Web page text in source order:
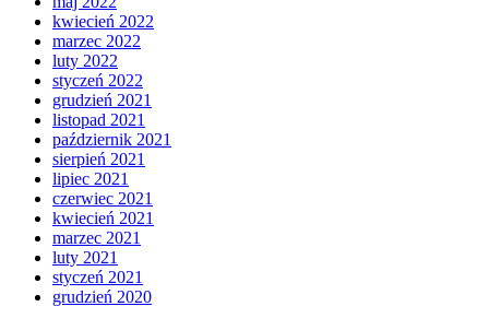
kwiecień 2022
marzec 2022
luty 2022
styczeń 2022
grudzień 2021
listopad 2021
październik 2021
sierpień 2021
lipiec 2021
czerwiec 2021
kwiecień 2021
marzec 2021
luty 2021
styczeń 2021
grudzień 2020